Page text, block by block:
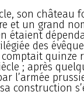
son château
et un grand
étaient
des
comptait quinze
; après
l’armée
construction